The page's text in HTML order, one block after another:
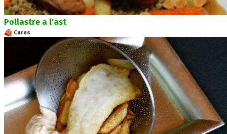
Pollastre a l'ast
Carns